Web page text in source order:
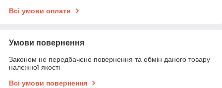
Всі умови оплати
Умови повернення
Законом не передбачено повернення та обмін даного товару
належної якості
Всі умови повернення